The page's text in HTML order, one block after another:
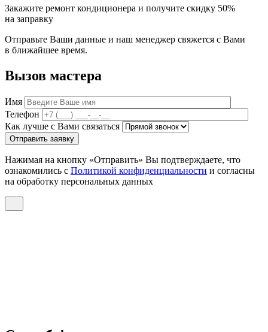
Закажите ремонт кондиционера и получите скидку 50%
на заправку
Отправьте Ваши данные и наш менеджер свяжется с Вами
в ближайшее время.
Вызов мастера
Имя
Телефон
Как лучше с Вами связаться
Отправить заявку
Нажимая на кнопку «Отправить» Вы подтверждаете, что
ознакомились с Политикой конфиденциальности и согласны
на обработку персональных данных